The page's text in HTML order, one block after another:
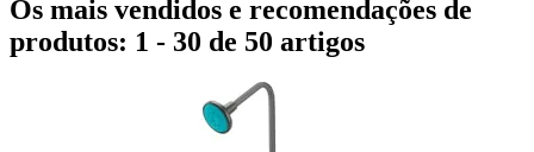
Os mais vendidos e recomendações de
produtos: 1 - 30 de 50 artigos